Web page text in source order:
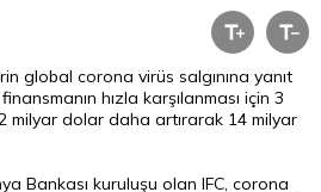
global corona virüs salgınına yanıt
hızla karşılanması için 3
milyar dolar daha artırarak 14 milyar
Bankası kuruluşu olan IFC, corona